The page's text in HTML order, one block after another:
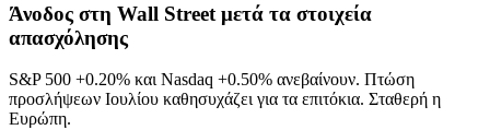
Άνοδος στη Wall Street μετά τα στοιχεία
απασχόλησης
S&P 500 +0.20% και Nasdaq +0.50% ανεβαίνουν. Πτώση
προσλήψεων Ιουλίου καθησυχάζει για τα επιτόκια. Σταθερή η
Ευρώπη.